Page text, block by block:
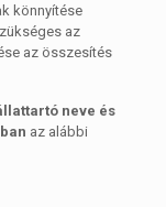
könnyítése
az
az összesítés
neve és
az alábbi